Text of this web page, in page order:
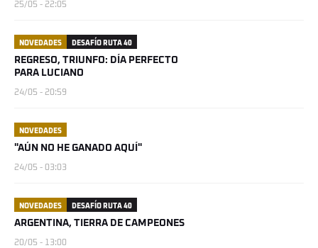
25/05 - 22:05
NOVEDADES DESAFÍO RUTA 40
REGRESO, TRIUNFO: DÍA PERFECTO
PARA LUCIANO
24/05 - 20:59
NOVEDADES
"AÚN NO HE GANADO AQUÍ"
24/05 - 03:03
NOVEDADES DESAFÍO RUTA 40
ARGENTINA, TIERRA DE CAMPEONES
20/05 - 13:00